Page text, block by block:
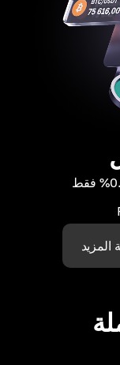
المزيد
100 عملة